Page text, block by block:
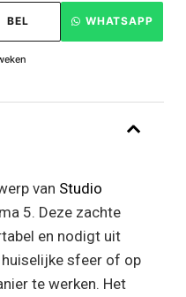
BEL WHATSAPP
van Studio
5. Deze zachte
en nodigt uit
sfeer of op
te werken. Het